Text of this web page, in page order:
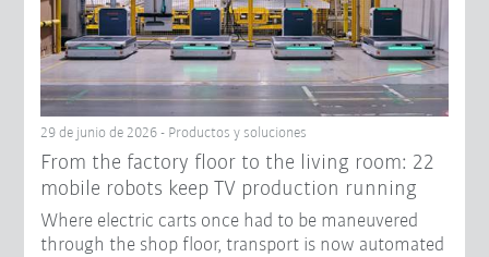
29 de junio de 2026 - Productos y soluciones
From the factory floor to the living room: 22
mobile robots keep TV production running
Where electric carts once had to be maneuvered
through the shop floor, transport is now automated